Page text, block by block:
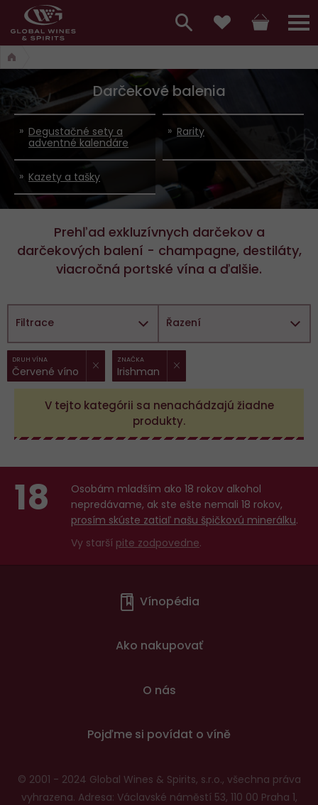
Hlavní
menu,
košík,
vyhledávání,
přihlášení
a
Darčekové balenia
Degustačné sety a
adventné kalendáre
Rarity
Kazety a tašky
Prehľad exkluzívnych darčekov a
darčekových balení - champagne, destiláty,
viacročná portské vína a ďalšie.
Filtrace
Vybrané
filtry:
DRUH VÍNA
Červené víno
ZNAČKA
Irishman
Řazení
V tejto kategórii sa nenachádzajú žiadne
produkty.
18
Osobám mladším ako 18 rokov alkohol
nepredávame, ak ste ešte nemali 18 rokov,
prosím skúste zatiaľ našu špičkovú minerálku.
Vy starší pite zodpovedne.
Vínopédia
Ako nakupovať
O nás
Pojďme si povídat o víně
© 2001 - 2024 Global Wines & Spirits, s.r.o., všechna práva
vyhrazena. Adresa: Václavské náměstí 53, 110 00 Praha 1,